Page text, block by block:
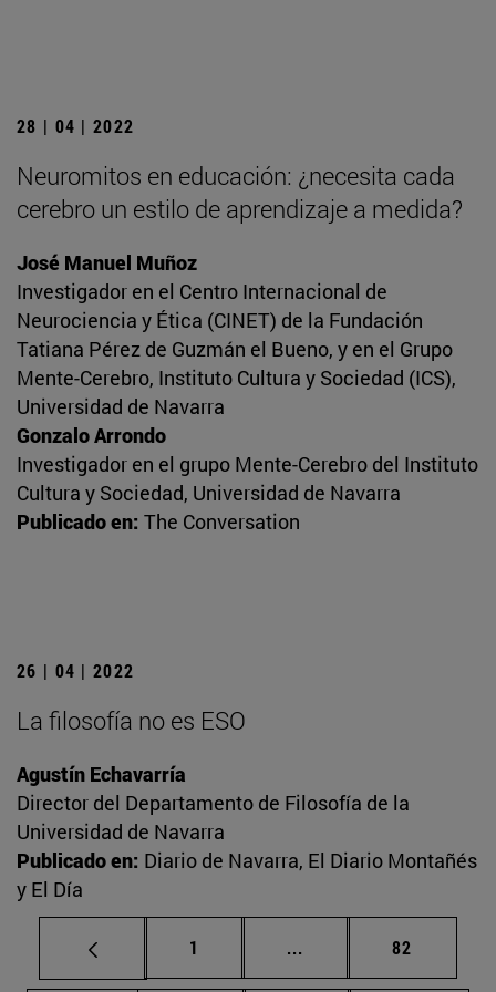
28 | 04 | 2022
Neuromitos en educación: ¿necesita cada
cerebro un estilo de aprendizaje a medida?
José Manuel Muñoz
Investigador en el Centro Internacional de
Neurociencia y Ética (CINET) de la Fundación
Tatiana Pérez de Guzmán el Bueno, y en el Grupo
Mente-Cerebro, Instituto Cultura y Sociedad (ICS),
Universidad de Navarra
Gonzalo Arrondo
Investigador en el grupo Mente-Cerebro del Instituto
Cultura y Sociedad, Universidad de Navarra
Publicado en: The Conversation
26 | 04 | 2022
La filosofía no es ESO
Agustín Echavarría
Director del Departamento de Filosofía de la
Universidad de Navarra
Publicado en: Diario de Navarra, El Diario Montañés
y El Día
Página
1 ... Páginas intermedias
Página
82